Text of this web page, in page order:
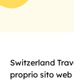
Switzerland
proprio sito web